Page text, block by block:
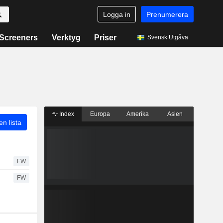
Logga in Prenumerera
Verktyg Priser Svensk Utgåva
lista
FW
FW
Index Europa Amerika Asien